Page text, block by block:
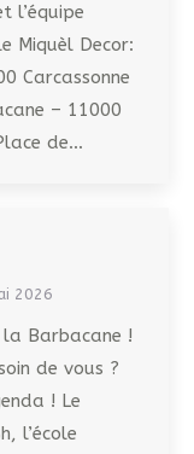
l’équipe
Miquèl Decor:
Carcassonne
– 11000
de…
2026
la Barbacane !
de vous ?
! Le
l’école